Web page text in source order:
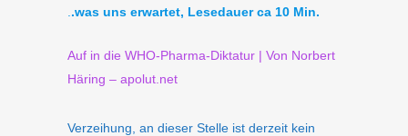
.was uns erwartet, Lesedauer ca 10 Min.
Auf in die WHO-Pharma-Diktatur | Von Norbert
Häring – apolut.net
Verzeihung, an dieser Stelle ist derzeit kein